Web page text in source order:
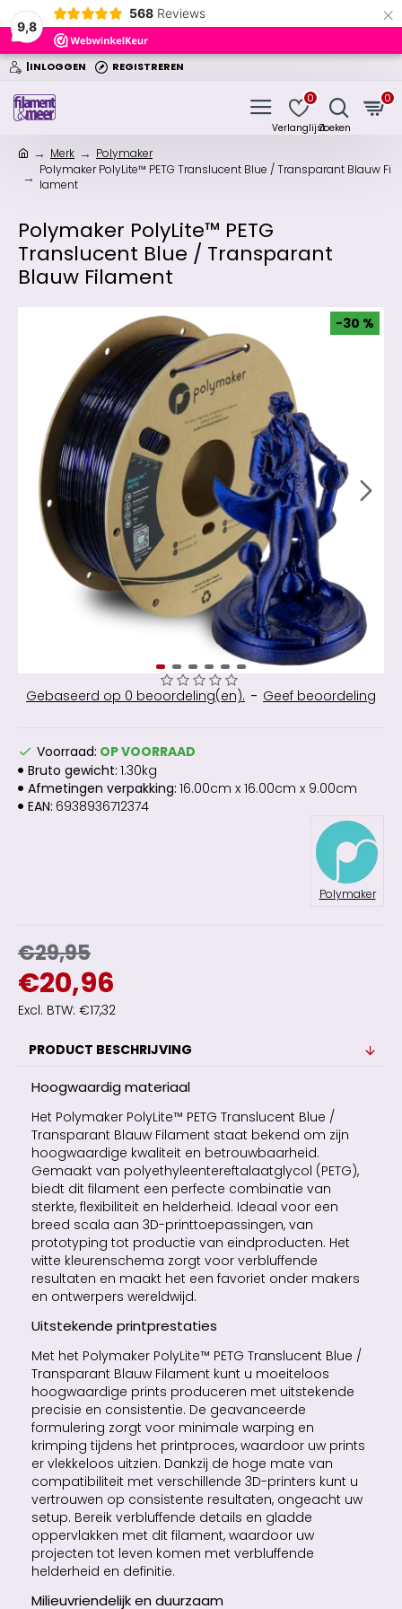
9,8
568 Reviews ×
|INLOGGEN REGISTREREN
0 0
Merk
Polymaker
Polymaker PolyLite™ PETG Translucent Blue / Transparant Blauw Fi
lament
Polymaker PolyLite™ PETG
Translucent Blue / Transparant
Blauw Filament
-30 %
Gebaseerd op 0 beoordeling(en). - Geef beoordeling
€20,96
€29,95
Excl. BTW: €17,32
Voorraad: OP VOORRAAD
Bruto gewicht: 1.30kg
Afmetingen verpakking: 16.00cm x 16.00cm x 9.00cm
EAN: 6938936712374
Polymaker
PRODUCT BESCHRIJVING
Hoogwaardig materiaal
Het Polymaker PolyLite™ PETG Translucent Blue /
Transparant Blauw Filament staat bekend om zijn
hoogwaardige kwaliteit en betrouwbaarheid.
Gemaakt van polyethyleentereftalaatglycol (PETG),
biedt dit filament een perfecte combinatie van
sterkte, flexibiliteit en helderheid. Ideaal voor een
breed scala aan 3D-printtoepassingen, van
prototyping tot productie van eindproducten. Het
witte kleurenschema zorgt voor verbluffende
resultaten en maakt het een favoriet onder makers
en ontwerpers wereldwijd.
Uitstekende printprestaties
Met het Polymaker PolyLite™ PETG Translucent Blue /
Transparant Blauw Filament kunt u moeiteloos
hoogwaardige prints produceren met uitstekende
precisie en consistentie. De geavanceerde
formulering zorgt voor minimale warping en
krimping tijdens het printproces, waardoor uw prints
er vlekkeloos uitzien. Dankzij de hoge mate van
compatibiliteit met verschillende 3D-printers kunt u
vertrouwen op consistente resultaten, ongeacht uw
setup. Bereik verbluffende details en gladde
oppervlakken met dit filament, waardoor uw
projecten tot leven komen met verbluffende
helderheid en definitie.
Milieuvriendelijk en duurzaam